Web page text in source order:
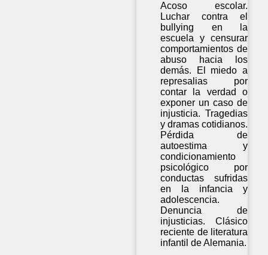
Acoso escolar.
Luchar contra el
bullying en la
escuela y censurar
comportamientos de
abuso hacia los
demás. El miedo a
represalias por
contar la verdad o
exponer un caso de
injusticia. Tragedias
y dramas cotidianos.
Pérdida de
autoestima y
condicionamiento
psicológico por
conductas sufridas
en la infancia y
adolescencia.
Denuncia de
injusticias. Clásico
reciente de literatura
infantil de Alemania.